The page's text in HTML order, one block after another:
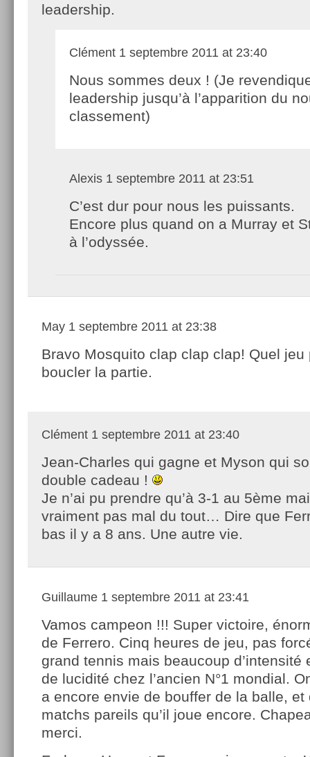
leadership.
Clément 1 septembre 2011 at 23:40
Nous sommes deux ! (Je
leadership jusqu’à l’apparition du
classement)
Alexis 1 septembre 2011 at 23:51
C’est dur pour nous les puissants.
Encore plus quand on a Murray et
à l’odyssée.
May 1 septembre 2011 at 23:38
Bravo Mosquito clap clap clap! Quel jeu
boucler la partie.
Clément 1 septembre 2011 at 23:40
Jean-Charles qui gagne et Myson qui
double cadeau !
Je n’ai pu prendre qu’à 3-1 au 5ème
vraiment pas mal du tout… Dire que
bas il y a 8 ans. Une autre vie.
Guillaume 1 septembre 2011 at 23:41
Vamos campeon !!! Super victoire,
de Ferrero. Cinq heures de jeu, pas
grand tennis mais beaucoup d’intensité
de lucidité chez l’ancien N°1 mondial.
a encore envie de bouffer de la balle, et
matchs pareils qu’il joue encore.
merci.